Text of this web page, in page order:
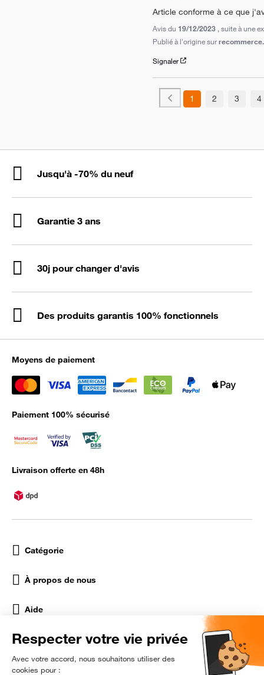
Article conforme à ce que
Avis du 19/12/2023 , suite à une
Publié à l'origine sur
Signaler
1 2 3 4
Jusqu'à -70% du neuf
Garantie 3 ans
30j pour changer d'avis
Des produits garantis 100% fonctionnels
Moyens de paiement
Paiement 100% sécurisé
Livraison offerte en 48h
Catégorie
À propos de nous
Aide
Réseaux Sociaux